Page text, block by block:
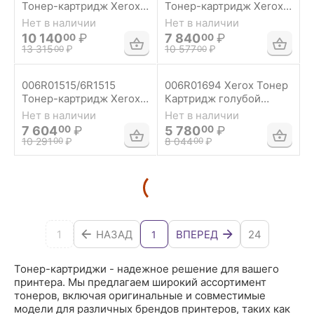
Тонер-картриджи - надежное решение для вашего
принтера. Мы предлагаем широкий ассортимент
тонеров, включая оригинальные и совместимые
модели для различных брендов принтеров, таких как
Тонер-картридж Xerox
DC 240/250/242/252/WC
7655/7665 голубой,
комплект из 2 шт. (2*34
Нет в наличии
10 14000 ₽
13 31500 ₽
Тонер-картридж Xerox
для WC 7120/7220/7225
Желтый - 15000 страниц
Нет в наличии
7 84000 ₽
10 57700 ₽
006R01515/6R1515
Тонер-картридж Xerox
пурпурный для
WorkCentre
7525/7530/7535/7545/7
Нет в наличии
7 60400 ₽
10 29100 ₽
006R01694 Xerox Тонер
Картридж голубой
DocuCenter SC2020 (3
000 стр.)
Нет в наличии
5 78000 ₽
8 04400 ₽
1 НАЗАД 1 ВПЕРЕД 24